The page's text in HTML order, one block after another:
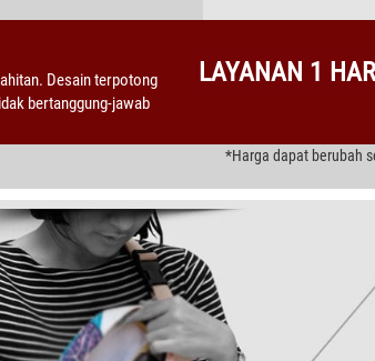
Desain terpotong
bertanggung-jawab
LAYANAN 1
*Harga dapat berubah